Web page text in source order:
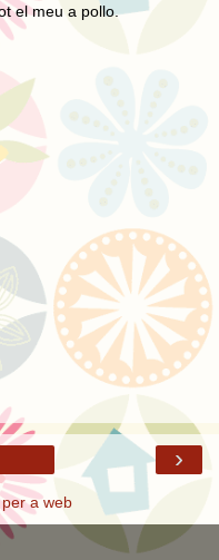
el meu a pollo.
›
a web